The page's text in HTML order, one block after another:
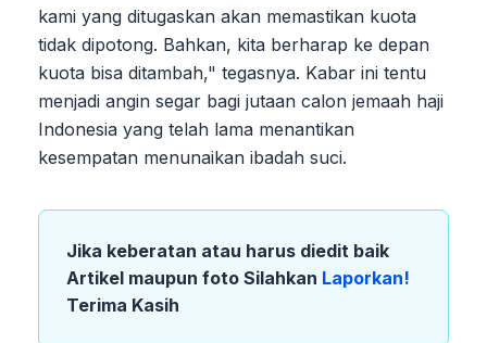
kami yang ditugaskan akan memastikan kuota
tidak dipotong. Bahkan, kita berharap ke depan
kuota bisa ditambah," tegasnya. Kabar ini tentu
menjadi angin segar bagi jutaan calon jemaah haji
Indonesia yang telah lama menantikan
kesempatan menunaikan ibadah suci.
Jika keberatan atau harus diedit baik
Artikel maupun foto Silahkan Laporkan!
Terima Kasih